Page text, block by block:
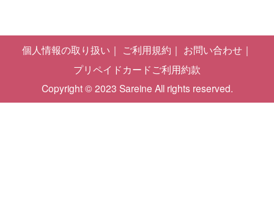
個人情報の取り扱い ご利用規約
お問い合わせ
プリペイドカードご利用約款
Copyright © 2023 Sareine All rights reserved.